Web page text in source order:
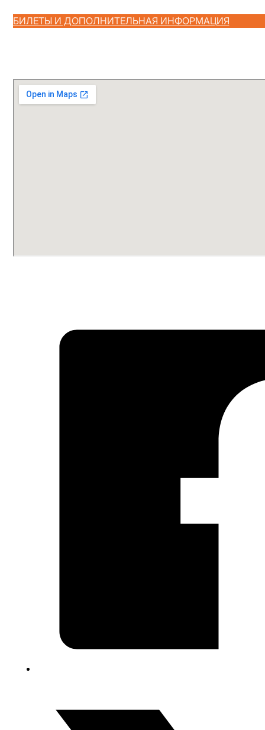
БИЛЕТЫ И ДОПОЛНИТЕЛЬНАЯ ИНФОРМАЦИЯ